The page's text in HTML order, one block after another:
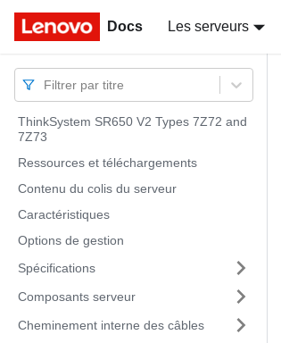
Docs Les serveurs
Docs
Filtrer par titre
ThinkSystem SR650 V2 Types 7Z72 and
7Z73
Ressources et téléchargements
Contenu du colis du serveur
Caractéristiques
Options de gestion
Spécifications
Composants serveur
Cheminement interne des câbles